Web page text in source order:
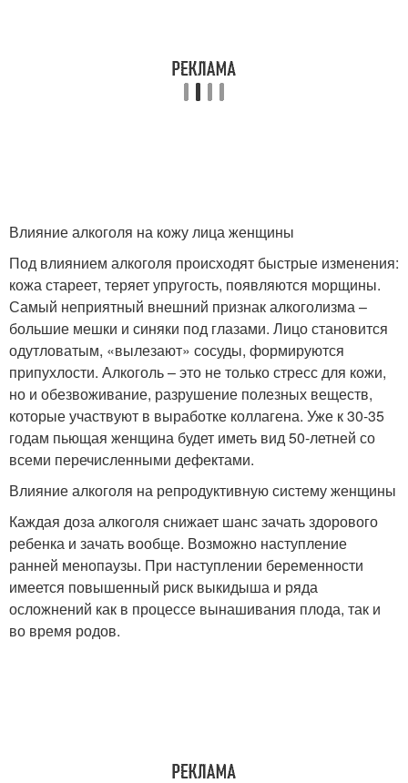
Влияние алкоголя на кожу лица женщины
Под влиянием алкоголя происходят быстрые изменения:
кожа стареет, теряет упругость, появляются морщины.
Самый неприятный внешний признак алкоголизма –
большие мешки и синяки под глазами. Лицо становится
одутловатым, «вылезают» сосуды, формируются
припухлости. Алкоголь – это не только стресс для кожи,
но и обезвоживание, разрушение полезных веществ,
которые участвуют в выработке коллагена. Уже к 30-35
годам пьющая женщина будет иметь вид 50-летней со
всеми перечисленными дефектами.
Влияние алкоголя на репродуктивную систему женщины
Каждая доза алкоголя снижает шанс зачать здорового
ребенка и зачать вообще. Возможно наступление
ранней менопаузы. При наступлении беременности
имеется повышенный риск выкидыша и ряда
осложнений как в процессе вынашивания плода, так и
во время родов.